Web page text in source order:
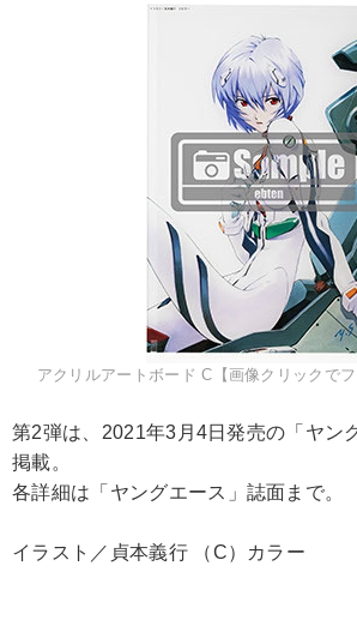
アクリルアートボード C【画像クリックでフ
第2弾は、2021年3月4日発売の「ヤン
掲載。
各詳細は「ヤングエース」誌面まで。
イラスト／貞本義行 （C）カラー